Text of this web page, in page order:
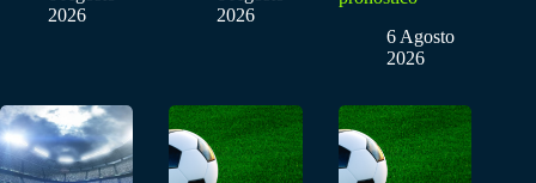
2026
2026
6 Agosto
2026